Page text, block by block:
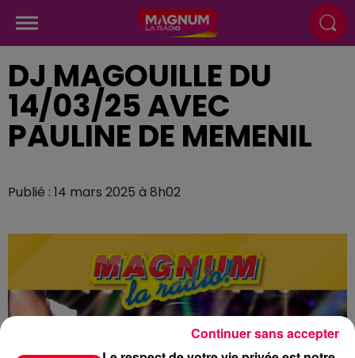
DJ MAGOUILLE DU
14/03/25 AVEC
PAULINE DE MEMENIL
Publié : 14 mars 2025 à 8h02
Continuer sans accepter